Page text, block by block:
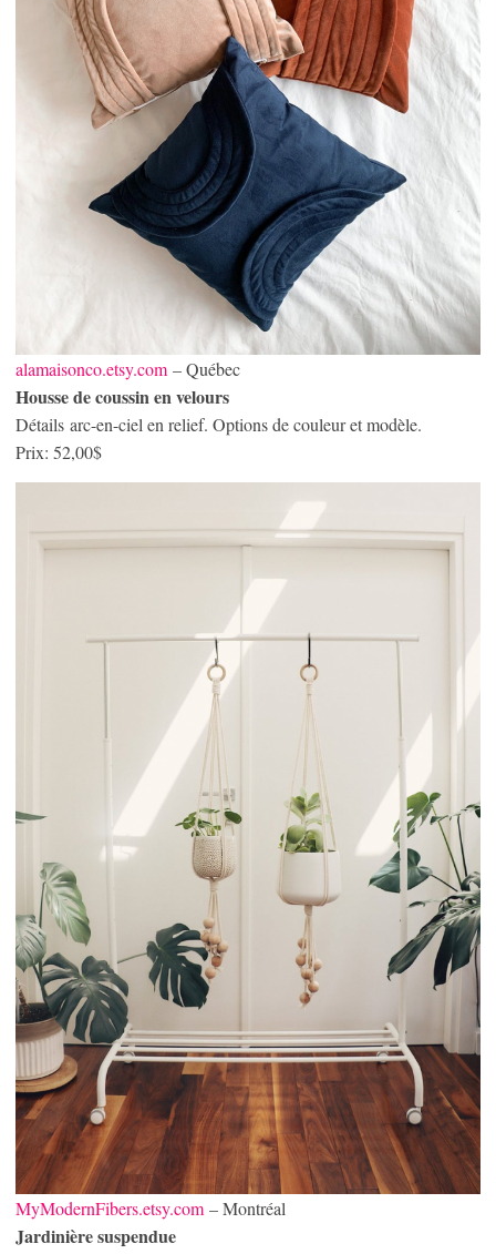
alamaisonco.etsy.com – Québec
Housse de coussin en velours
Détails arc-en-ciel en relief. Options de couleur et modèle.
Prix: 52,00$
MyModernFibers.etsy.com – Montréal
Jardinière suspendue